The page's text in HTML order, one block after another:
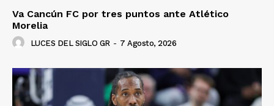
Empresa
Nosotros
Va Cancún FC por tres puntos ante Atlético
Morelia
LUCES DEL SIGLO GR - 7 Agosto, 2026